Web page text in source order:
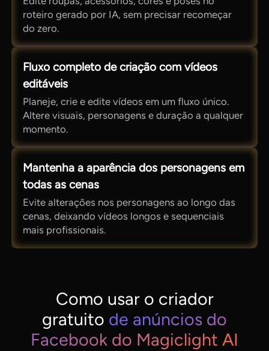
roteiro gerado por IA, sem precisar recomeçar
do zero.
Fluxo completo de criação com vídeos
editáveis
Planeje, crie e edite vídeos em um fluxo único.
Altere visuais, personagens e duração a qualquer
momento.
Mantenha a aparência dos personagens em
todas as cenas
Evite alterações nos personagens ao longo das
cenas, deixando vídeos longos e sequenciais
mais profissionais.
Como usar o criador
gratuito de anúncios do
Facebook do Magiclight AI